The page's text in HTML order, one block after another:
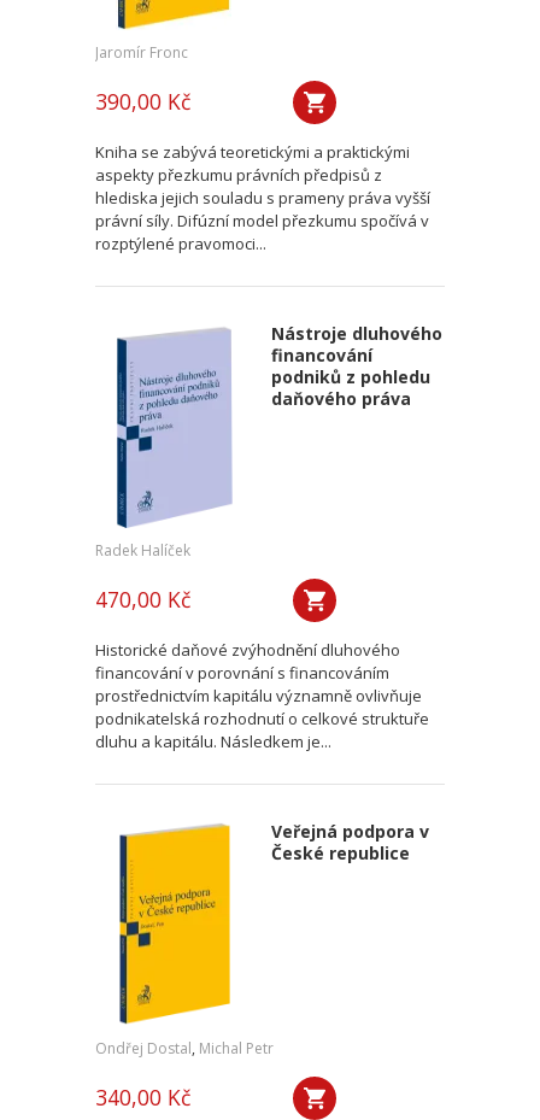
Jaromír Fronc
390,00 Kč
Kniha se zabývá teoretickými a praktickými
aspekty přezkumu právních předpisů z
hlediska jejich souladu s prameny práva vyšší
právní síly. Difúzní model přezkumu spočívá v
rozptýlené pravomoci...
Nástroje dluhového
financování
podniků z pohledu
daňového práva
Radek Halíček
470,00 Kč
Historické daňové zvýhodnění dluhového
financování v porovnání s financováním
prostřednictvím kapitálu významně ovlivňuje
podnikatelská rozhodnutí o celkové struktuře
dluhu a kapitálu. Následkem je...
Veřejná podpora v
České republice
Ondřej Dostal, Michal Petr
340,00 Kč